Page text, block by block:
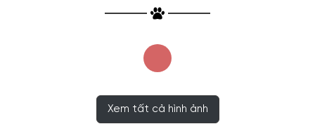
Xem tất cả hình ảnh